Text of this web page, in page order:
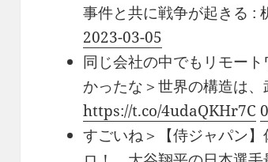
事件と共に戦争が起きる :
2023-03-05
同じ会社の中でもリモー
かったな＞世界の構造は
https://t.co/4udaQKHr7C
すごいね＞【侍ジャパン